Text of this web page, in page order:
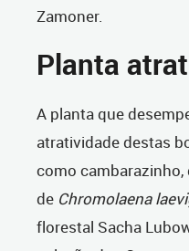
Zamoner.
Planta
A planta que
atratividade destas
como
de Chromolaena
florestal Sacha